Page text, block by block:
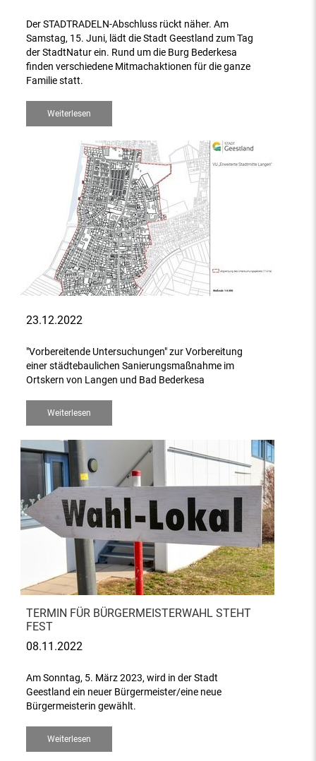
Der STADTRADELN-Abschluss rückt näher. Am
Samstag, 15. Juni, lädt die Stadt Geestland zum Tag
der StadtNatur ein. Rund um die Burg Bederkesa
finden verschiedene Mitmachaktionen für die ganze
Familie statt.
Weiterlesen
23.12.2022
"Vorbereitende Untersuchungen" zur Vorbereitung
einer städtebaulichen Sanierungsmaßnahme im
Ortskern von Langen und Bad Bederkesa
Weiterlesen
TERMIN FÜR BÜRGERMEISTERWAHL STEHT
FEST
08.11.2022
Am Sonntag, 5. März 2023, wird in der Stadt
Geestland ein neuer Bürgermeister/eine neue
Bürgermeisterin gewählt.
Weiterlesen